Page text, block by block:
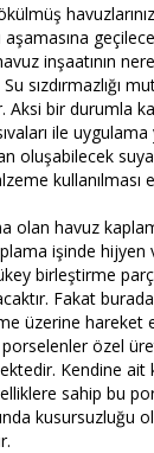
aşamasına
inşaatının
sızdırmazlığı
Aksi bir durumla
ile uygulama
oluşabilecek
kullanılması
olan havuz
işinde hijyen
birleştirme
Fakat
üzerine hareket
porselenler özel
Kendine ait
sahip bu
kusursuzluğu